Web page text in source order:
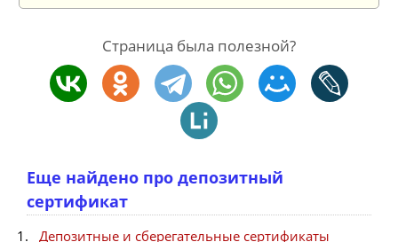
Страница была полезной?
Еще найдено про депозитный
сертификат
Депозитные и сберегательные сертификаты